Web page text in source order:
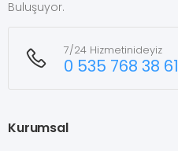
Buluşuyor.
7/24 Hizmetinideyiz
0 535 768 38 61
Kurumsal